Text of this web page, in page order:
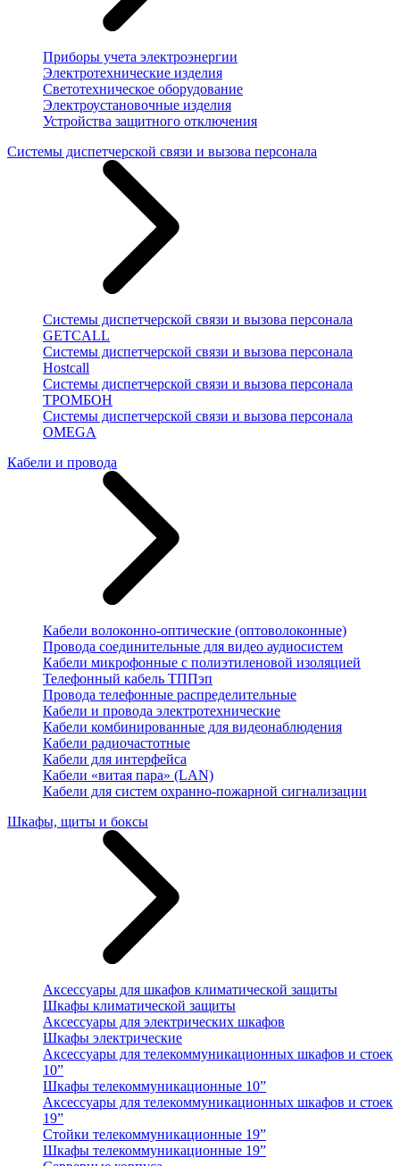
Приборы учета электроэнергии
Электротехнические изделия
Светотехническое оборудование
Электроустановочные изделия
Устройства защитного отключения
Системы диспетчерской связи и вызова персонала
Системы диспетчерской связи и вызова персонала
GETCALL
Системы диспетчерской связи и вызова персонала
Hostcall
Системы диспетчерской связи и вызова персонала
ТРОМБОН
Системы диспетчерской связи и вызова персонала
OMEGA
Кабели и провода
Кабели волоконно-оптические (оптоволоконные)
Провода соединительные для видео аудиосистем
Кабели микрофонные с полиэтиленовой изоляцией
Телефонный кабель ТППэп
Провода телефонные распределительные
Кабели и провода электротехнические
Кабели комбинированные для видеонаблюдения
Кабели радиочастотные
Кабели для интерфейса
Кабели «витая пара» (LAN)
Кабели для систем охранно-пожарной сигнализации
Шкафы, щиты и боксы
Аксессуары для шкафов климатической защиты
Шкафы климатической защиты
Аксессуары для электрических шкафов
Шкафы электрические
Аксессуары для телекоммуникационных шкафов и стоек
10”
Шкафы телекоммуникационные 10”
Аксессуары для телекоммуникационных шкафов и стоек
19”
Стойки телекоммуникационные 19”
Шкафы телекоммуникационные 19”